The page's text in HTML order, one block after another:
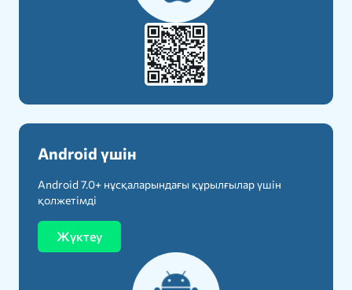
Android үшін
Android 7.0+ нұсқаларындағы құрылғылар үшін
қолжетімді
Жүктеу